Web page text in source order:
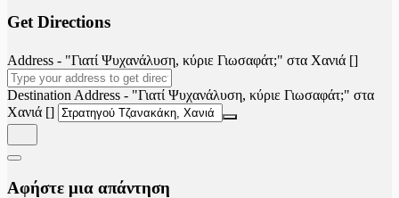
Get Directions
Address - "Γιατί Ψυχανάλυση, κύριε Γιωσαφάτ;" στα Χανιά []
Destination Address - "Γιατί Ψυχανάλυση, κύριε Γιωσαφάτ;" στα
Χανιά []
Αφήστε μια απάντηση